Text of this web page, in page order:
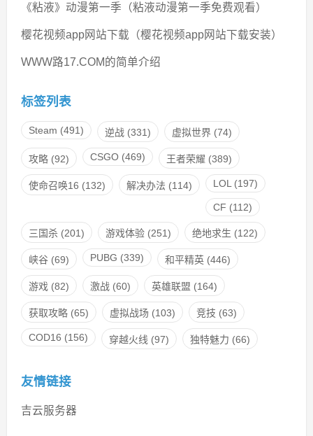
《粘液》动漫第一季（粘液动漫第一季免费观看）
樱花视频app网站下载（樱花视频app网站下载安装）
WWW路17.COM的简单介绍
标签列表
Steam (491) 逆战(331) 虚拟世界(74)
攻略(92) CSGO(469) 王者荣耀 (389)
使命召唤16 (132) 解决办法 (114) LOL(197)
CF (112)
三国杀(201) 游戏体验(251) 绝地求生 (122)
峡谷(69) PUBG (339) 和平精英(446)
游戏(82) 激战(60) 英雄联盟 (164)
获取攻略(65) 虚拟战场 (103) 竞技 (63)
COD16 (156) 穿越火线 (97) 独特魅力 (66)
友情链接
吉云服务器